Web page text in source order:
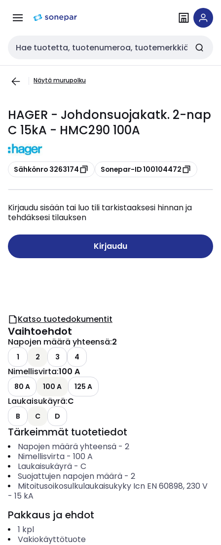
navigointiinsisältöön
Haku
Näytä murupolku
HAGER - Johdonsuojakatk. 2-nap
C 15kA - HMC290 100A
Kopioi
Sähkönro 3263174 Kopioi
Sonepar-ID 100104472
Kirjaudu sisään tai luo tili tarkistaaksesi hinnan ja
tehdäksesi tilauksen
Kirjaudu
Katso tuotedokumentit
Vaihtoehdot
Napojen määrä yhteensä:2
1 2 3 4
Nimellisvirta:100 A
80 A 100 A 125 A
Laukaisukäyrä:C
B C D
Tärkeimmät tuotetiedot
Napojen määrä yhteensä- 2
Nimellisvirta- 100 A
Laukaisukäyrä- C
Suojattujen napojen määrä- 2
Mitoitusoikosulkulaukaisukyky Icn EN 60898, 230 V
- 15 kA
Pakkaus ja ehdot
1 kpl
Vakiokäyttötuote